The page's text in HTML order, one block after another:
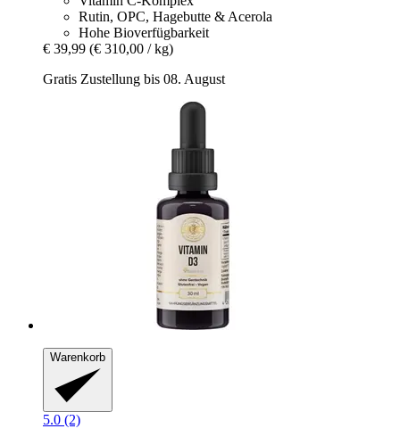
Rutin, OPC, Hagebutte & Acerola
Hohe Bioverfügbarkeit
€ 39,99 (€ 310,00 / kg)
Gratis Zustellung bis 08. August
Warenkorb
5.0 (2)